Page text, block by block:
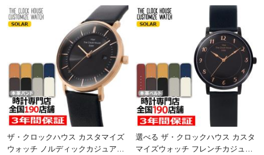
ザ・クロックハウス カスタマイズ
ウォッチ ノルディックカジュアル
選べる ザ・クロックハウス カスタ
マイズウォッチ フレンチカジュア